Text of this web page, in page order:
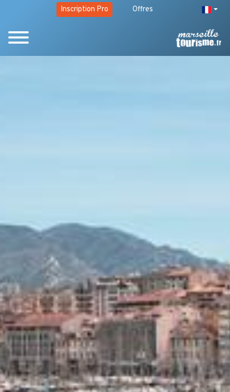
Inscription Pro Offres